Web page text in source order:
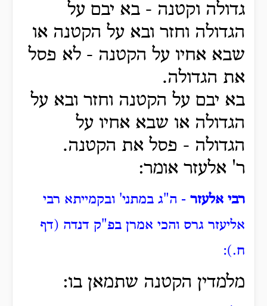
גדולה וקטנה - בא יבם על
הגדולה וחזר ובא על הקטנה או
שבא אחיו על הקטנה - לא פסל
את הגדולה.
בא יבם על הקטנה וחזר ובא על
הגדולה או שבא אחיו על
הגדולה - פסל את הקטנה.
ר' אלעזר אומר:
רבי אלעזר - ה"ג במתני' ובקמייתא רבי
אליעזר גרס והכי אמרן בפ"ק דנדה (דף
ח.):
מלמדין הקטנה שתמאן בו: